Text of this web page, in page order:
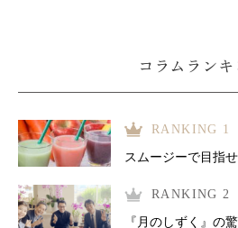
コラムラン
RANKING 1
スムージーで目指
RANKING 2
『月のしずく』の